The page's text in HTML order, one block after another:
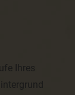
Ihres
Email-
sind – Ihr
Sie nicht